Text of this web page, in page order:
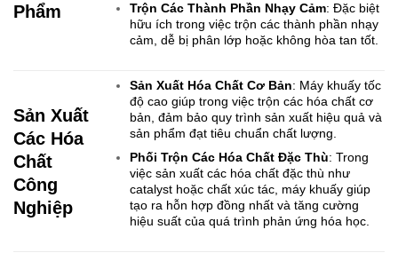
Phẩm
Trộn Các Thành Phần Nhạy Cảm: Đặc biệt
hữu ích trong việc trộn các thành phần nhạy
cảm, dễ bị phân lớp hoặc không hòa tan tốt.
Sản Xuất
Các Hóa
Chất
Công
Nghiệp
Sản Xuất Hóa Chất Cơ Bản: Máy khuấy tốc
độ cao giúp trong việc trộn các hóa chất cơ
bản, đảm bảo quy trình sản xuất hiệu quả và
sản phẩm đạt tiêu chuẩn chất lượng.
Phối Trộn Các Hóa Chất Đặc Thù: Trong
việc sản xuất các hóa chất đặc thù như
catalyst hoặc chất xúc tác, máy khuấy giúp
tạo ra hỗn hợp đồng nhất và tăng cường
hiệu suất của quá trình phản ứng hóa học.